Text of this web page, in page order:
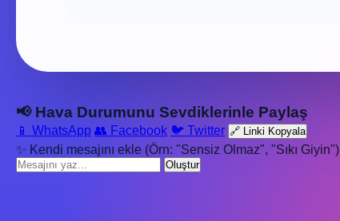
📢 Hava Durumunu Sevdiklerinle Paylaş
📱 WhatsApp 👥 Facebook 🐦 Twitter 🔗 Linki Kopyala
✨ Kendi mesajını ekle (Örn: "Sensiz Olmaz", "Sıkı Giyin")
Oluştur